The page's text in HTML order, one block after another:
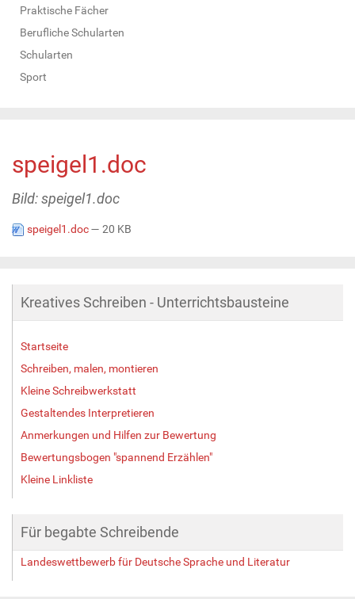
Praktische Fächer
Berufliche Schularten
Schularten
Sport
speigel1.doc
Bild: speigel1.doc
speigel1.doc— 20 KB
Kreatives Schreiben - Unterrichtsbausteine
Startseite
Schreiben, malen, montieren
Kleine Schreibwerkstatt
Gestaltendes Interpretieren
Anmerkungen und Hilfen zur Bewertung
Bewertungsbogen "spannend Erzählen"
Kleine Linkliste
Für begabte Schreibende
Landeswettbewerb für Deutsche Sprache und Literatur